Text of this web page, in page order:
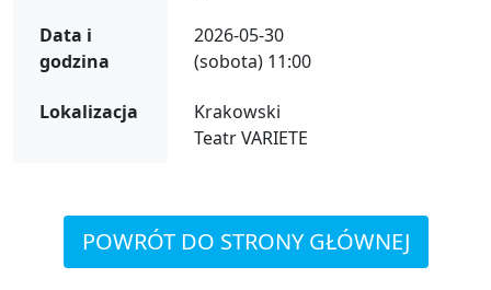
Data i
godzina
2026-05-30
(sobota) 11:00
Lokalizacja
Krakowski
Teatr VARIETE
POWRÓT DO STRONY GŁÓWNEJ